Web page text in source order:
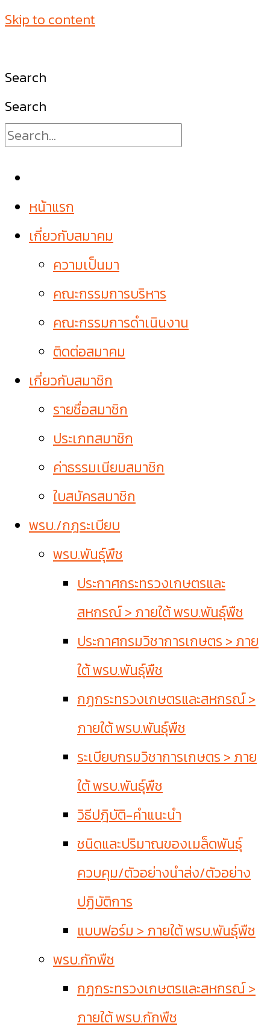
Skip to content
Search
Search
หน้าแรก
เกี่ยวกับสมาคม
ความเป็นมา
คณะกรรมการบริหาร
คณะกรรมการดำเนินงาน
ติดต่อสมาคม
เกี่ยวกับสมาชิก
รายชื่อสมาชิก
ประเภทสมาชิก
ค่าธรรมเนียมสมาชิก
ใบสมัครสมาชิก
พรบ./กฎระเบียบ
พรบ.พันธุ์พืช
ประกาศกระทรวงเกษตรและ
สหกรณ์ > ภายใต้ พรบ.พันธุ์พืช
ประกาศกรมวิชาการเกษตร > ภาย
ใต้ พรบ.พันธุ์พืช
กฏกระทรวงเกษตรและสหกรณ์ >
ภายใต้ พรบ.พันธุ์พืช
ระเบียบกรมวิชาการเกษตร > ภาย
ใต้ พรบ.พันธุ์พืช
วิธีปฎิบัติ-คำแนะนำ
ชนิดและปริมาณของเมล็ดพันธุ์
ควบคุม/ตัวอย่างนำส่ง/ตัวอย่าง
ปฏิบัติการ
แบบฟอร์ม > ภายใต้ พรบ.พันธุ์พืช
พรบ.กักพืช
กฏกระทรวงเกษตรและสหกรณ์ >
ภายใต้ พรบ.กักพืช